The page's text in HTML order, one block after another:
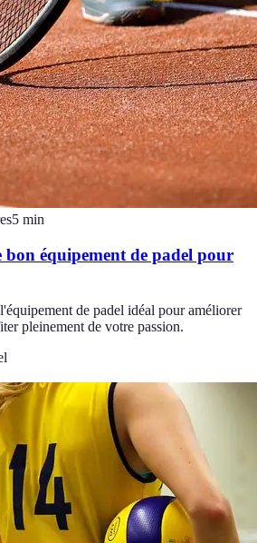
5 min
bon équipement de padel pour
de padel idéal pour améliorer
pleinement de votre passion.